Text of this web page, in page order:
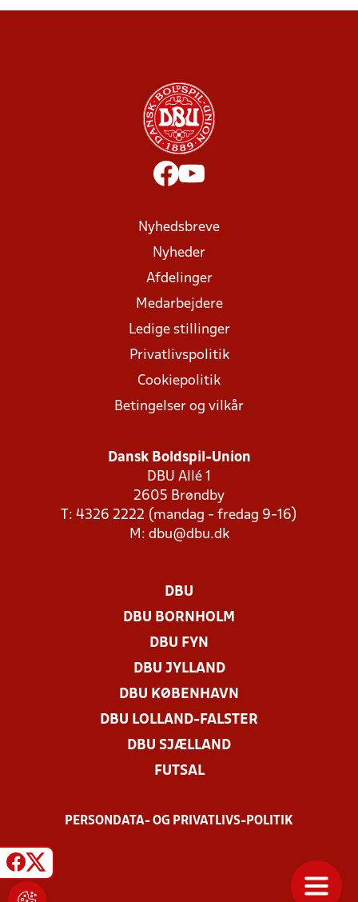
Nyhedsbreve
Nyheder
Afdelinger
Medarbejdere
Ledige stillinger
Privatlivspolitik
Cookiepolitik
Betingelser og vilkår
Dansk Boldspil-Union
DBU Allé 1
2605 Brøndby
T: 4326 2222 (mandag - fredag 9-16)
M: dbu@dbu.dk
DBU
DBU BORNHOLM
DBU FYN
DBU JYLLAND
DBU KØBENHAVN
DBU LOLLAND-FALSTER
DBU SJÆLLAND
FUTSAL
PERSONDATA- OG PRIVATLIVS-POLITIK